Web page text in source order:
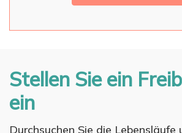
Stellen Sie ein
ein
Durchsuchen Sie die Lebensläufe